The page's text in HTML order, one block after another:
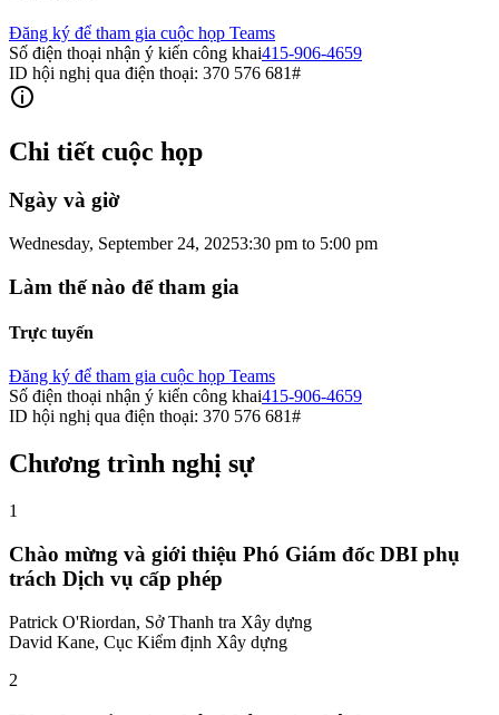
Đăng ký để tham gia cuộc họp Teams
Số điện thoại nhận ý kiến công khai415-906-4659
ID hội nghị qua điện thoại: 370 576 681#
Chi tiết cuộc họp
Ngày và giờ
Wednesday, September 24, 20253:30 pm to 5:00 pm
Làm thế nào để tham gia
Trực tuyến
Đăng ký để tham gia cuộc họp Teams
Số điện thoại nhận ý kiến công khai415-906-4659
ID hội nghị qua điện thoại: 370 576 681#
Chương trình nghị sự
1
Chào mừng và giới thiệu Phó Giám đốc DBI phụ
trách Dịch vụ cấp phép
Patrick O'Riordan, Sở Thanh tra Xây dựng
David Kane, Cục Kiểm định Xây dựng
2